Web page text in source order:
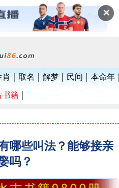
✕
肖 取名 解梦 民间 本命年
书籍
哪些叫法？能够接亲
吗？